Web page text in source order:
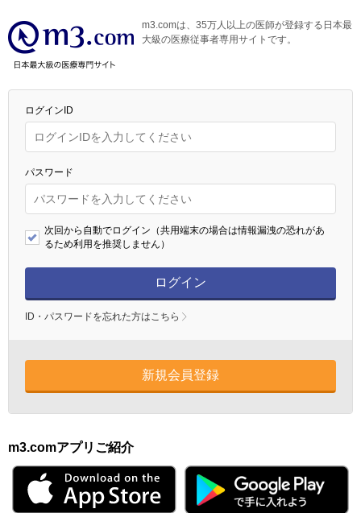
m3.comは、35万人以上の医師が登録する日本最
大級の医療従事者専用サイトです。
ログインID
パスワード
次回から自動でログイン（共用端末の場合は情報漏洩の恐れがあ
るため利用を推奨しません）
ログイン
ID・パスワードを忘れた方はこちら
新規会員登録
m3.comアプリご紹介